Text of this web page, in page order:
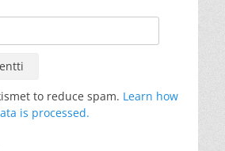
to reduce spam. Learn how
is processed.